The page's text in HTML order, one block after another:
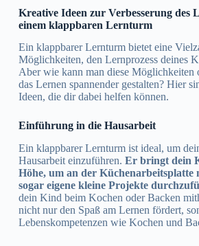
Kreative Ideen zur Verbesserung des
einem klappbaren Lernturm
Ein klappbarer Lernturm bietet eine
Möglichkeiten, den Lernprozess deines
Aber wie kann man diese Möglichkeiten
das Lernen spannender gestalten? Hier
Ideen, die dir dabei helfen können.
Einführung in die Hausarbeit
Ein klappbarer Lernturm ist ideal, um
Hausarbeit einzuführen. Er bringt dein
Höhe, um an der Küchenarbeitsplatte
sogar eigene kleine Projekte
dein Kind beim Kochen oder Backen
nicht nur den Spaß am Lernen fördert,
Lebenskompetenzen wie Kochen und